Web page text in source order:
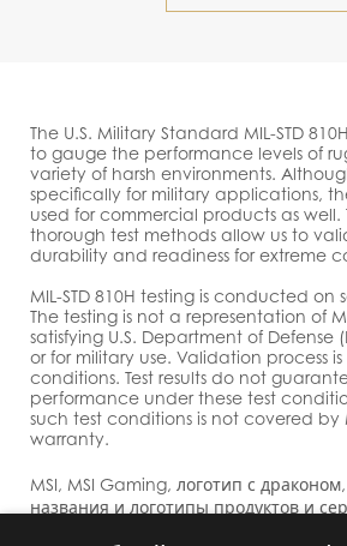
The U.S. Military Standard MIL-STD
to gauge the performance levels of
variety of harsh environments.
specifically for military applications,
used for commercial products as well.
thorough test methods allow us to
durability and readiness for extreme
MIL-STD 810H testing is conducted on
The testing is not a representation of
satisfying U.S. Department of Defense
or for military use. Validation process
conditions. Test results do not
performance under these test
such test conditions is not covered by
warranty.
MSI, MSI Gaming, логотип с
названия и логотипы продуктов и